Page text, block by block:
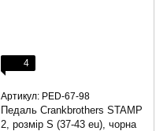
4
Артикул: PED-67-98
Педаль Crankbrothers STAMP
2, розмір S (37-43 eu), чорна